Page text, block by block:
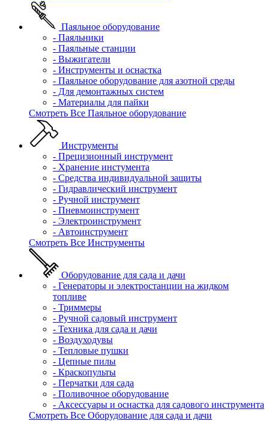
Паяльное оборудование
- Паяльники
- Паяльные станции
- Выжигатели
- Инструменты и оснастка
- Паяльное оборудование для азотной среды
- Для демонтажных систем
- Материалы для пайки
Смотреть Все Паяльное оборудование
Инструменты
- Прецизионный инструмент
- Хранение инстумента
- Средства индивидуальной защиты
- Гидравлический инструмент
- Ручной инструмент
- Пневмоинструмент
- Электроинструмент
- Автоинструмент
Смотреть Все Инструменты
Оборудование для сада и дачи
- Генераторы и электростанции на жидком
топливе
- Триммеры
- Ручной садовый инструмент
- Техника для сада и дачи
- Воздуходувы
- Тепловые пушки
- Цепные пилы
- Краскопульты
- Перчатки для сада
- Поливочное оборудование
- Аксессуары и оснастка для садового инструмента
Смотреть Все Оборудование для сада и дачи